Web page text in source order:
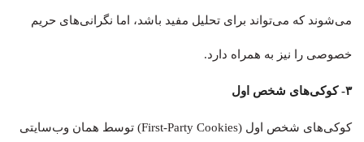
می‌شوند که می‌تواند برای تحلیل مفید باشد، اما نگرانی‌های حریم
خصوصی را نیز به همراه دارد.
۳- کوکی‌های شخص اول
کوکی‌های شخص اول (First-Party Cookies) توسط همان وب‌سایتی